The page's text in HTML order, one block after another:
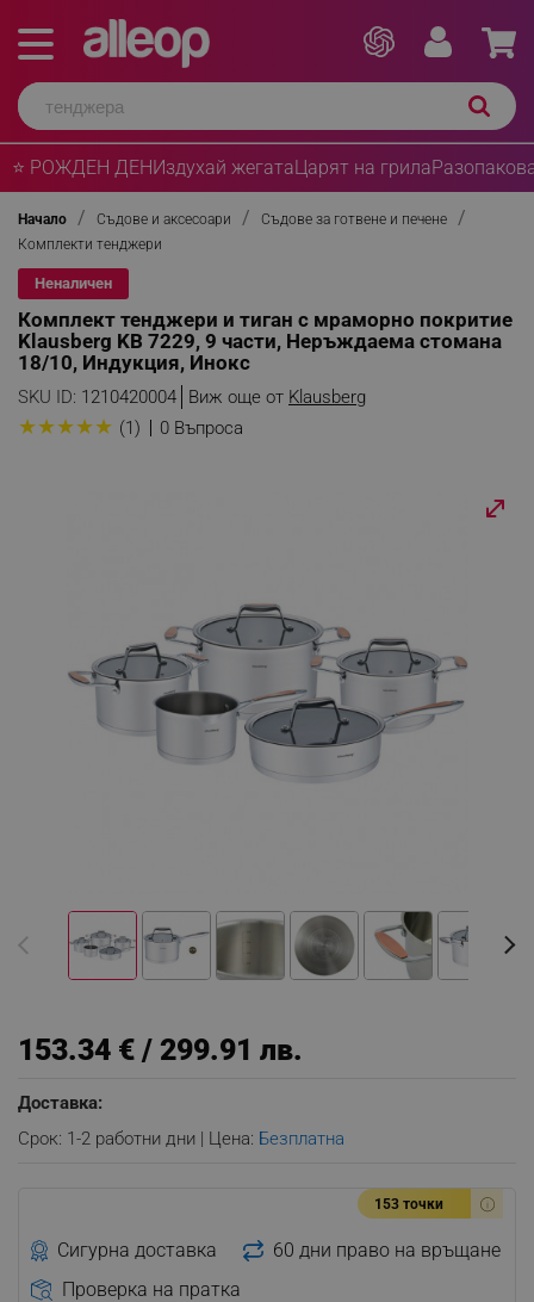
⭐ РОЖДЕН ДЕНИздухай жегатаЦарят на грила
Начало Съдове и аксесоари
Съдове за готвене и печене
Комплекти тенджери
Неналичен
Комплект тенджери и тиган с мраморно покритие
Klausberg KB 7229, 9 части, Неръждаема стомана
18/10, Индукция, Инокс
SKU ID: 1210420004 Виж още от Klausberg
★★★★★ (1) 0 Въпроса
153.34 € / 299.91 лв.
Доставка:
Срок: 1-2 работни дни | Цена: Безплатна
153 точки
Сигурна доставка
60 дни право на връщане
Проверка на пратка